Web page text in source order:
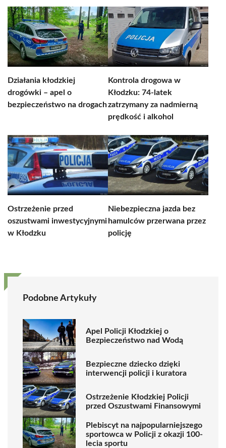
Działania kłodzkiej
drogówki – apel o
bezpieczeństwo na drogach
Kontrola drogowa w
Kłodzku: 74-latek
zatrzymany za nadmierną
prędkość i alkohol
Ostrzeżenie przed
oszustwami inwestycyjnymi
w Kłodzku
Niebezpieczna jazda bez
hamulców przerwana przez
policję
Podobne Artykuły
Apel Policji Kłodzkiej o
Bezpieczeństwo nad Wodą
Bezpieczne dziecko dzięki
interwencji policji i kuratora
Ostrzeżenie Kłodzkiej Policji
przed Oszustwami Finansowymi
Plebiscyt na najpopularniejszego
sportowca w Policji z okazji 100-
lecia sportu